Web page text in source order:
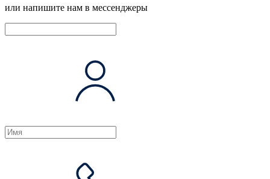
или напишите нам в мессенджеры